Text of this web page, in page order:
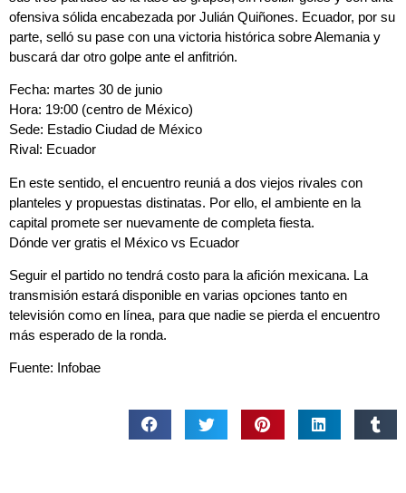
ofensiva sólida encabezada por Julián Quiñones. Ecuador, por su
parte, selló su pase con una victoria histórica sobre Alemania y
buscará dar otro golpe ante el anfitrión.
Fecha: martes 30 de junio
Hora: 19:00 (centro de México)
Sede: Estadio Ciudad de México
Rival: Ecuador
En este sentido, el encuentro reuniá a dos viejos rivales con
planteles y propuestas distinatas. Por ello, el ambiente en la
capital promete ser nuevamente de completa fiesta.
Dónde ver gratis el México vs Ecuador
Seguir el partido no tendrá costo para la afición mexicana. La
transmisión estará disponible en varias opciones tanto en
televisión como en línea, para que nadie se pierda el encuentro
más esperado de la ronda.
Fuente: Infobae